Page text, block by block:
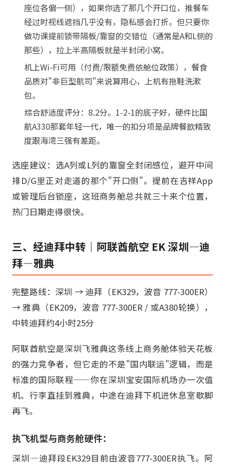
座位各偏一侧），如果你选了那几个开口位，推餐车
经过时视线遮挡几乎没有，隐私感会打折。但只要你
做功课提前锁带隔板/靠窗的交错位（通常是A和L侧的
那些），拉上半高隔板就是半封闭小窝。
机上Wi-Fi可用（付费/限额免费依舱位政策），餐食
品质对"非巨型航司"来说算用心，上机有拖鞋洗漱
包。
综合舒适度评分：8.2分。1-2-1的底子好，硬件比国
航A330那套年轻一代，唯一的扣分项是品牌餐飲精致
度跟海湾三强有差距。
选座建议：选A列或L列的靠窗全封闭感位，避开中间
排D/G里正对走道的那个"开口侧"。提前在吉祥App
或管理后台锁座，这班商务舱总共就三十来个位置，
热门日期走得很快。
三、经迪拜中转｜阿联酋航空 EK 深圳—迪
拜—雅典
完整路线：深圳 → 迪拜（EK329，波音 777-300ER）
→ 雅典（EK209，波音 777-300ER / 或A380轮换），
中转迪拜约4小时25分
阿联酋航空是深圳飞雅典这条线上商务舱体验天花板
的强力竞争者，但它走的不是"国内联运"逻辑，而是
标准的国际联程——你在深圳宝安国际机场办一次值
机、行李直挂到雅典，中途在迪拜下机进休息室歇脚
再飞。
执飞机型与商务舱硬件：
深圳—迪拜段EK329目前由波音777-300ER执飞。阿